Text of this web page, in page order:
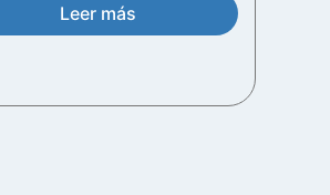
Leer más